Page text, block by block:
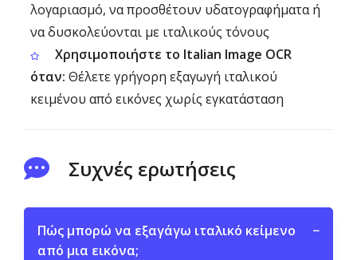
λογαριασμό, να προσθέτουν υδατογραφήματα ή
να δυσκολεύονται με ιταλικούς τόνους
Χρησιμοποιήστε το Italian Image OCR
όταν: Θέλετε γρήγορη εξαγωγή ιταλικού
κειμένου από εικόνες χωρίς εγκατάσταση
Συχνές ερωτήσεις
Πώς μπορώ να εξαγάγω ιταλικό κείμενο
από μια εικόνα;
−